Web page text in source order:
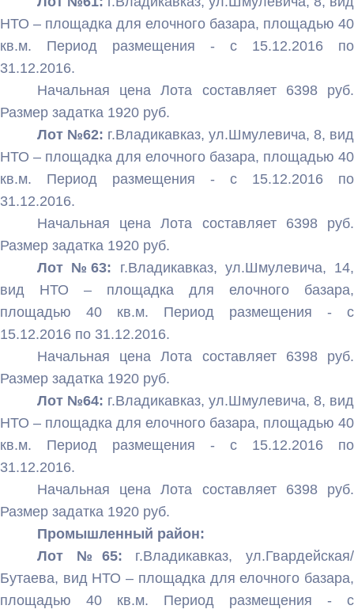
НТО – площадка для елочного базара, площадью 40
кв.м. Период размещения - с 15.12.2016 по
31.12.2016.
Начальная цена Лота составляет 6398 руб.
Размер задатка 1920 руб.
Лот №62: г.Владикавказ, ул.Шмулевича, 8, вид
НТО – площадка для елочного базара, площадью 40
кв.м. Период размещения - с 15.12.2016 по
31.12.2016.
Начальная цена Лота составляет 6398 руб.
Размер задатка 1920 руб.
Лот №63: г.Владикавказ, ул.Шмулевича, 14,
вид НТО – площадка для елочного базара,
площадью 40 кв.м. Период размещения - с
15.12.2016 по 31.12.2016.
Начальная цена Лота составляет 6398 руб.
Размер задатка 1920 руб.
Лот №64: г.Владикавказ, ул.Шмулевича, 8, вид
НТО – площадка для елочного базара, площадью 40
кв.м. Период размещения - с 15.12.2016 по
31.12.2016.
Начальная цена Лота составляет 6398 руб.
Размер задатка 1920 руб.
Промышленный район:
Лот №65: г.Владикавказ, ул.Гвардейская/
Бутаева, вид НТО – площадка для елочного базара,
площадью 40 кв.м. Период размещения - с